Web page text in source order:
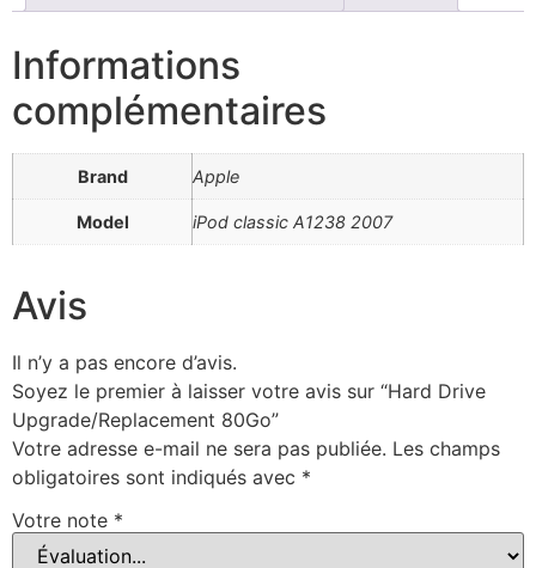
Informations
complémentaires
Brand Apple
Model iPod classic A1238 2007
Avis
Il n’y a pas encore d’avis.
Soyez le premier à laisser votre avis sur “Hard Drive
Upgrade/Replacement 80Go”
Votre adresse e-mail ne sera pas publiée. Les champs
obligatoires sont indiqués avec *
Votre note *